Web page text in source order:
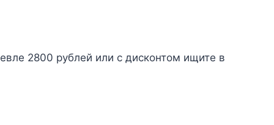
2800 рублей или с дисконтом ищите в